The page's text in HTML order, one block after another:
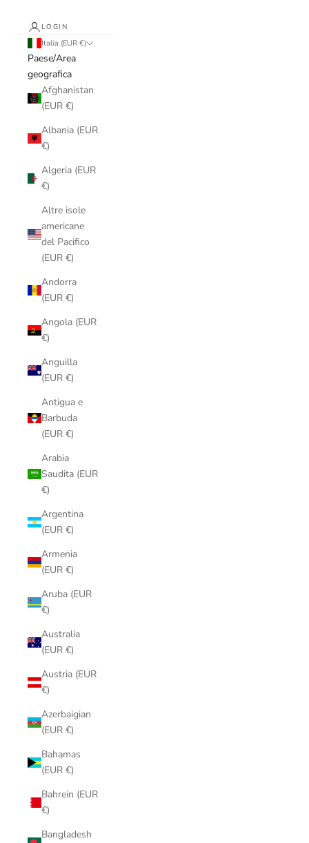
LOGIN
Italia (EUR €)
Paese/Area
geografica
Afghanistan
(EUR €)
Albania (EUR
€)
Algeria (EUR
€)
Altre isole
americane
del Pacifico
(EUR €)
Andorra
(EUR €)
Angola (EUR
€)
Anguilla
(EUR €)
Antigua e
Barbuda
(EUR €)
Arabia
Saudita (EUR
€)
Argentina
(EUR €)
Armenia
(EUR €)
Aruba (EUR
€)
Australia
(EUR €)
Austria (EUR
€)
Azerbaigian
(EUR €)
Bahamas
(EUR €)
Bahrein (EUR
€)
Bangladesh